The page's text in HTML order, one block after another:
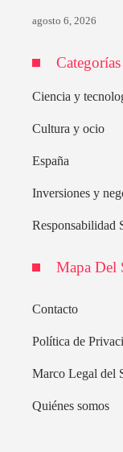
agosto 6, 2026
Categorías
Ciencia y
Cultura y ocio
España
Inversiones y
Responsabilidad
Mapa Del
Contacto
Política de
Marco Legal del
Quiénes somos